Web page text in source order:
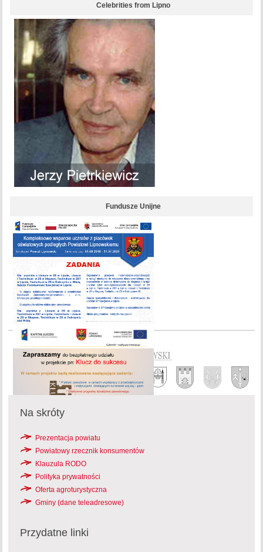
Celebrities from Lipno
Fundusze Unijne
Na skróty
Prezentacja powiatu
Powiatowy rzecznik konsumentów
Klauzula RODO
Polityka prywatności
Oferta agroturystyczna
Gminy (dane teleadresowe)
Przydatne linki